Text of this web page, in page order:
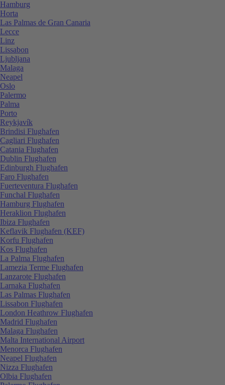
Hamburg
Horta
Las Palmas de Gran Canaria
Lecce
Linz
Lissabon
Ljubljana
Malaga
Neapel
Oslo
Palermo
Palma
Porto
Reykjavík
Brindisi Flughafen
Cagliari Flughafen
Catania Flughafen
Dublin Flughafen
Edinburgh Flughafen
Faro Flughafen
Fuerteventura Flughafen
Funchal Flughafen
Hamburg Flughafen
Heraklion Flughafen
Ibiza Flughafen
Keflavik Flughafen (KEF)
Korfu Flughafen
Kos Flughafen
La Palma Flughafen
Lamezia Terme Flughafen
Lanzarote Flughafen
Larnaka Flughafen
Las Palmas Flughafen
Lissabon Flughafen
London Heathrow Flughafen
Madrid Flughafen
Malaga Flughafen
Malta International Airport
Menorca Flughafen
Neapel Flughafen
Nizza Flughafen
Olbia Flughafen